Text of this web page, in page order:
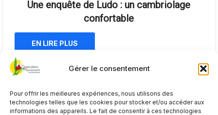
Gérer le consentement
Pour offrir les meilleures expériences, nous utilisons des
technologies telles que les cookies pour stocker et/ou accéder aux
informations des appareils. Le fait de consentir à ces technologies
Une enquête de Ludo : un cambriolage
confortable
EN LIRE PLUS